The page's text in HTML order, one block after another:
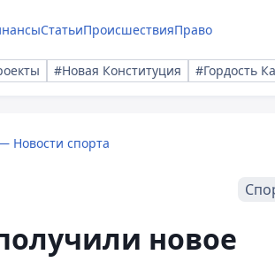
СтатьиПроисшествияПраво
#Новая Конституция #Гордость
Новости спорта
новое